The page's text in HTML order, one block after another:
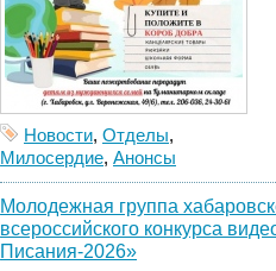
Новости, Отделы,
Милосердие, Анонсы
Молодежная группа
всероссийского конкурса
Писания-2026»